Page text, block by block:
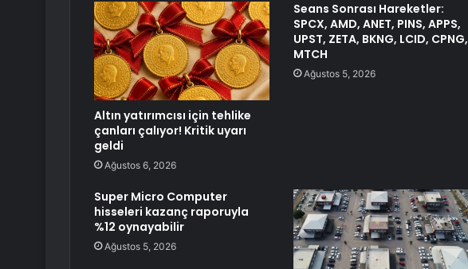
Altın yatırımcısı için tehlike
çanları çalıyor! Kritik uyarı
geldi
Ağustos 6, 2026
Seans Sonrası Hareketler:
SPCX, AMD, ANET, PINS, APPS,
UPST, ZETA, BKNG, LCID, CPNG,
MTCH
Ağustos 5, 2026
Super Micro Computer
hisseleri kazanç raporuyla
%12 oynayabilir
Ağustos 5, 2026